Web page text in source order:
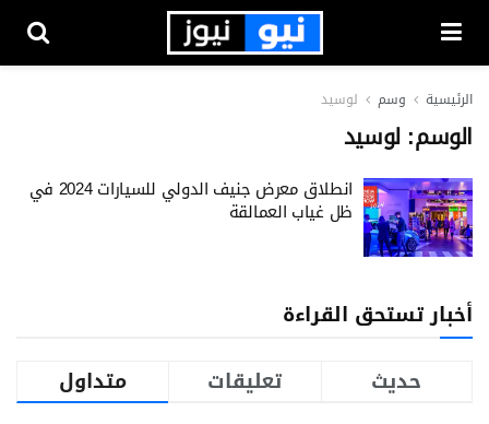
الرئيسية وسم لوسيد
الوسم:لوسيد
انطلاق معرض جنيف الدولي للسيارات 2024 في
ظل غياب العمالقة
أخبار تستحق القراءة
متداول
تعليقات حديث